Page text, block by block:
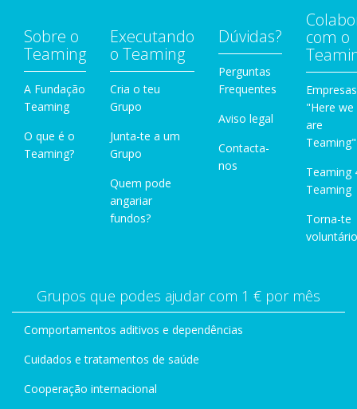
Sobre o
Teaming
A Fundação
Teaming
O que é o
Teaming?
Executando
o Teaming
Cria o teu
Grupo
Junta-te a um
Grupo
Quem pode
angariar
fundos?
Dúvidas?
Perguntas
Frequentes
Aviso legal
Contacta-
nos
com o
Empresas
"Here we
are
Teaming"
Teaming
Teaming
Torna-te
Grupos que podes ajudar com 1 € por mês
Comportamentos aditivos e dependências
Cuidados e tratamentos de saúde
Cooperação internacional